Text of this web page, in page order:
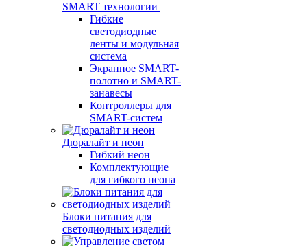
SMART технологии
Гибкие
светодиодные
ленты и модульная
система
Экранное SMART-
полотно и SMART-
занавесы
Контроллеры для
SMART-систем
Дюралайт и неон
Гибкий неон
Комплектующие
для гибкого неона
Блоки питания для
светодиодных изделий